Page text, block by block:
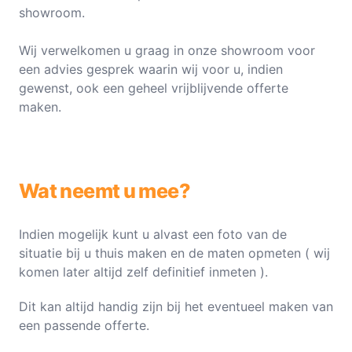
showroom.
Wij verwelkomen u graag in onze showroom voor
een advies gesprek waarin wij voor u, indien
gewenst, ook een geheel vrijblijvende offerte
maken.
Wat neemt u mee?
Indien mogelijk kunt u alvast een foto van de
situatie bij u thuis maken en de maten opmeten ( wij
komen later altijd zelf definitief inmeten ).
Dit kan altijd handig zijn bij het eventueel maken van
een passende offerte.